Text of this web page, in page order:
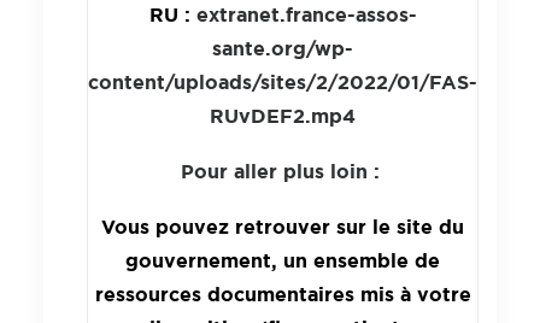
RU : extranet.france-assos-
sante.org/wp-
content/uploads/sites/2/2022/01/FAS-
RUvDEF2.mp4
Pour aller plus loin :
Vous pouvez retrouver sur le site du
gouvernement, un ensemble de
ressources documentaires mis à votre